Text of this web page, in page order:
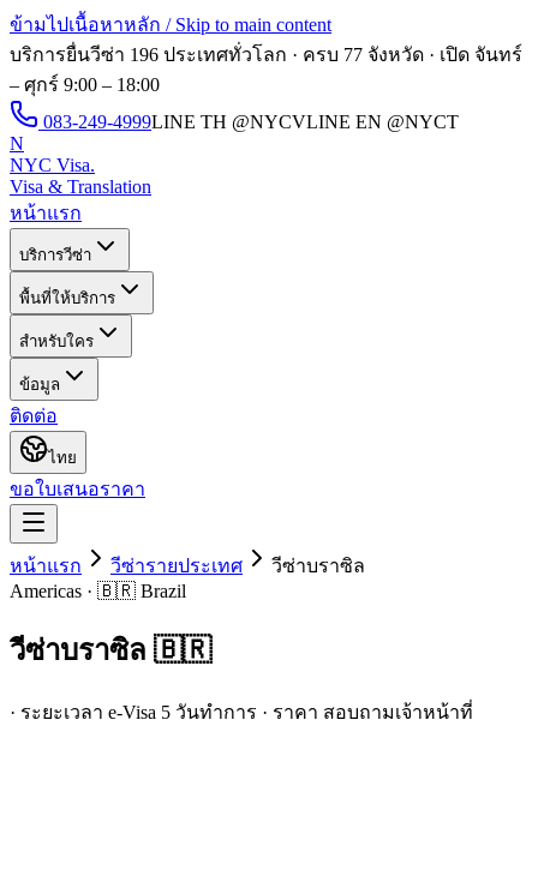
ข้ามไปเนื้อหาหลัก / Skip to main content
บริการยื่นวีซ่า 196 ประเทศทั่วโลก · ครบ 77 จังหวัด · เปิด จันทร์
– ศุกร์ 9:00 – 18:00
083-249-4999LINE TH @NYCVLINE EN @NYCT
N
NYC Visa.
Visa & Translation
หน้าแรก
บริการวีซ่า
พื้นที่ให้บริการ
สำหรับใคร
ข้อมูล
ติดต่อ
ไทย
ขอใบเสนอราคา
หน้าแรก วีซ่ารายประเทศ วีซ่าบราซิล
Americas · 🇧🇷 Brazil
วีซ่าบราซิล 🇧🇷
· ระยะเวลา e-Visa 5 วันทำการ · ราคา สอบถามเจ้าหน้าที่